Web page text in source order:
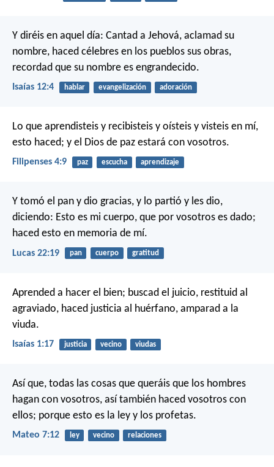
Y diréis en aquel día: Cantad a Jehová, aclamad su
nombre, haced célebres en los pueblos sus obras,
recordad que su nombre es engrandecido.
Isaías 12:4 hablar evangelización adoración
Lo que aprendisteis y recibisteis y oísteis y visteis en mí,
esto haced; y el Dios de paz estará con vosotros.
Filipenses 4:9 paz escucha aprendizaje
Y tomó el pan y dio gracias, y lo partió y les dio,
diciendo: Esto es mi cuerpo, que por vosotros es dado;
haced esto en memoria de mí.
Lucas 22:19 pan cuerpo gratitud
Aprended a hacer el bien; buscad el juicio, restituid al
agraviado, haced justicia al huérfano, amparad a la
viuda.
Isaías 1:17 justicia vecino viudas
Así que, todas las cosas que queráis que los hombres
hagan con vosotros, así también haced vosotros con
ellos; porque esto es la ley y los profetas.
Mateo 7:12 ley vecino relaciones